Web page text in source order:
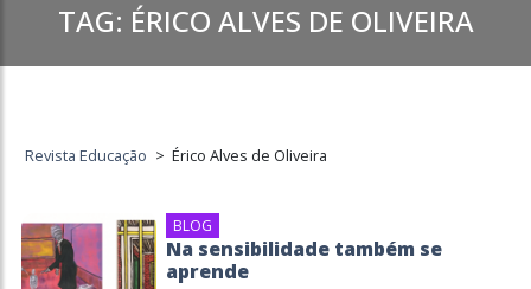
TAG: ÉRICO ALVES DE OLIVEIRA
Revista Educação > Érico Alves de Oliveira
BLOG
Na sensibilidade também se
aprende